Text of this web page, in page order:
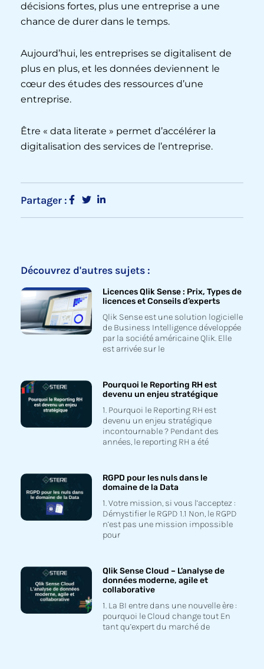
décisions fortes, plus une entreprise a une
chance de durer dans le temps.
Aujourd’hui, les entreprises se digitalisent de
plus en plus, et les données deviennent le
cœur des études des ressources d’une
entreprise.
Être « data literate » permet d’accélérer la
digitalisation des services de l’entreprise.
Partager :
Découvrez d'autres sujets :
Licences Qlik Sense : Prix, Types de
licences et Conseils d’experts
Qlik Sense est une solution logicielle
de Business Intelligence développée
par la société américaine Qlik. Elle
est arrivée sur le
Pourquoi le Reporting RH est
devenu un enjeu stratégique
1. Pourquoi le Reporting RH est
devenu un enjeu stratégique
incontournable ? Pendant des
années, le reporting RH a été
RGPD pour les nuls dans le
domaine de la Data
1. Votre mission, si vous l’acceptez :
Démystifier le RGPD 1.1 Non, le RGPD
n’est pas une mission impossible
pour
Qlik Sense Cloud – L’analyse de
données moderne, agile et
collaborative
1. La BI entre dans une nouvelle ère :
pourquoi le Cloud change tout En
tant qu’expert du marché de